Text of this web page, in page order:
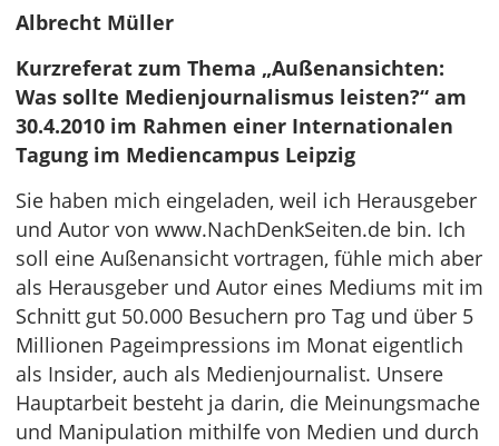
Albrecht Müller
Kurzreferat zum Thema „Außenansichten:
Was sollte Medienjournalismus leisten?“ am
30.4.2010 im Rahmen einer Internationalen
Tagung im Mediencampus Leipzig
Sie haben mich eingeladen, weil ich Herausgeber
und Autor von www.NachDenkSeiten.de bin. Ich
soll eine Außenansicht vortragen, fühle mich aber
als Herausgeber und Autor eines Mediums mit im
Schnitt gut 50.000 Besuchern pro Tag und über 5
Millionen Pageimpressions im Monat eigentlich
als Insider, auch als Medienjournalist. Unsere
Hauptarbeit besteht ja darin, die Meinungsmache
und Manipulation mithilfe von Medien und durch